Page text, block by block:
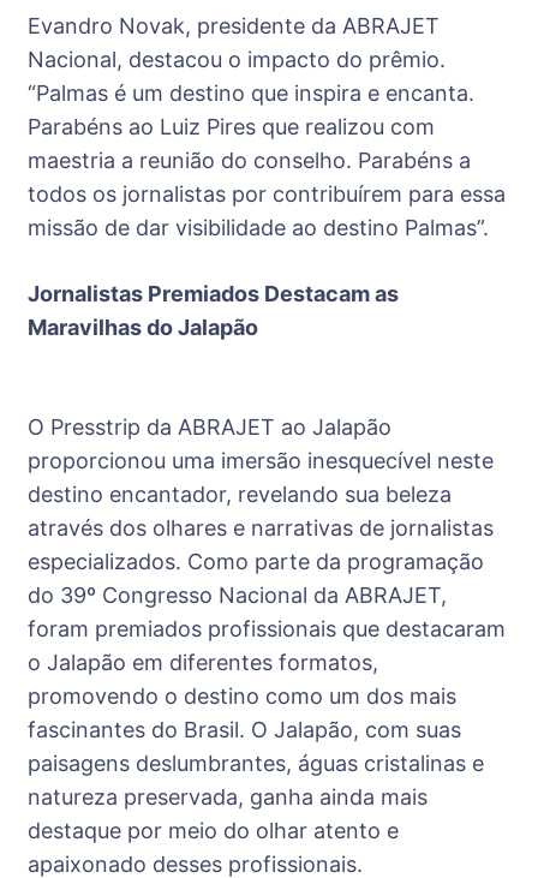
Evandro Novak, presidente da ABRAJET
Nacional, destacou o impacto do prêmio.
“Palmas é um destino que inspira e encanta.
Parabéns ao Luiz Pires que realizou com
maestria a reunião do conselho. Parabéns a
todos os jornalistas por contribuírem para essa
missão de dar visibilidade ao destino Palmas”.
Jornalistas Premiados Destacam as
Maravilhas do Jalapão
O Presstrip da ABRAJET ao Jalapão
proporcionou uma imersão inesquecível neste
destino encantador, revelando sua beleza
através dos olhares e narrativas de jornalistas
especializados. Como parte da programação
do 39º Congresso Nacional da ABRAJET,
foram premiados profissionais que destacaram
o Jalapão em diferentes formatos,
promovendo o destino como um dos mais
fascinantes do Brasil. O Jalapão, com suas
paisagens deslumbrantes, águas cristalinas e
natureza preservada, ganha ainda mais
destaque por meio do olhar atento e
apaixonado desses profissionais.